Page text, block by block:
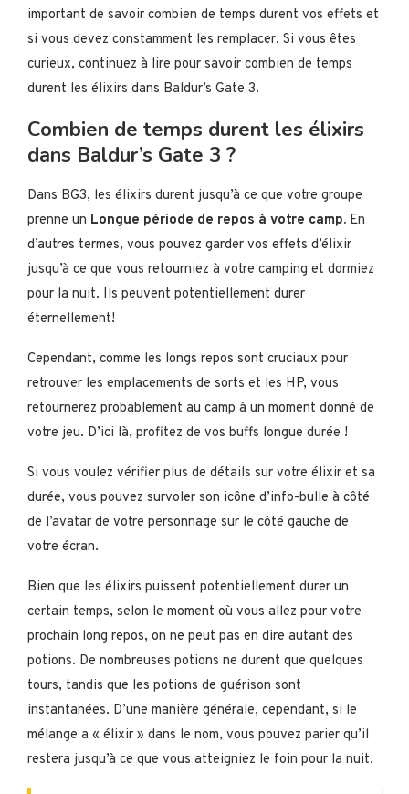
important de savoir combien de temps durent vos effets et
si vous devez constamment les remplacer. Si vous êtes
curieux, continuez à lire pour savoir combien de temps
durent les élixirs dans Baldur’s Gate 3.
Combien de temps durent les élixirs
dans Baldur’s Gate 3 ?
Dans BG3, les élixirs durent jusqu’à ce que votre groupe
prenne un Longue période de repos à votre camp. En
d’autres termes, vous pouvez garder vos effets d’élixir
jusqu’à ce que vous retourniez à votre camping et dormiez
pour la nuit. Ils peuvent potentiellement durer
éternellement!
Cependant, comme les longs repos sont cruciaux pour
retrouver les emplacements de sorts et les HP, vous
retournerez probablement au camp à un moment donné de
votre jeu. D’ici là, profitez de vos buffs longue durée !
Si vous voulez vérifier plus de détails sur votre élixir et sa
durée, vous pouvez survoler son icône d’info-bulle à côté
de l’avatar de votre personnage sur le côté gauche de
votre écran.
Bien que les élixirs puissent potentiellement durer un
certain temps, selon le moment où vous allez pour votre
prochain long repos, on ne peut pas en dire autant des
potions. De nombreuses potions ne durent que quelques
tours, tandis que les potions de guérison sont
instantanées. D’une manière générale, cependant, si le
mélange a « élixir » dans le nom, vous pouvez parier qu’il
restera jusqu’à ce que vous atteigniez le foin pour la nuit.